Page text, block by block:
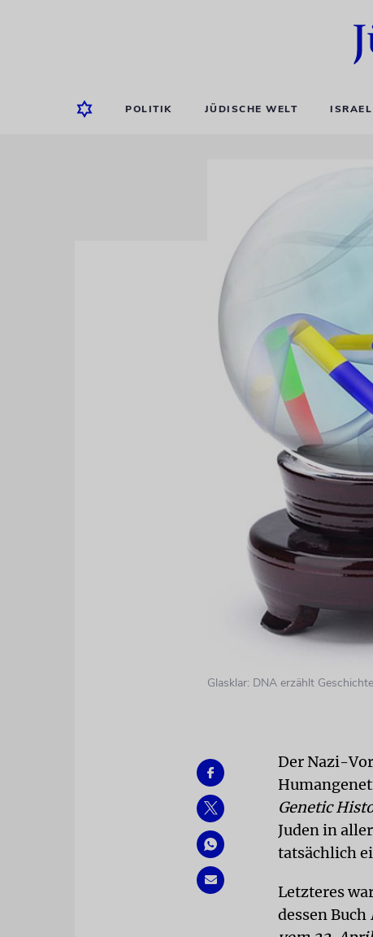
POLITIK JÜDISCHE WELT ISRAEL
Glasklar: DNA erzählt
Der Nazi-
Genetic
Juden in
tatsächlich
Letzteres
dessen Buch